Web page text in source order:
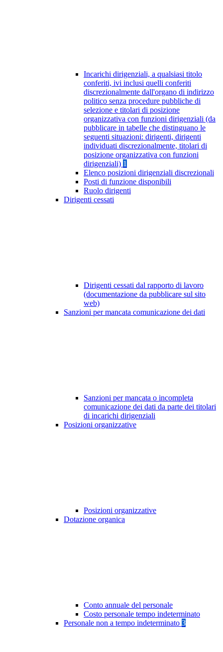
Incarichi dirigenziali, a qualsiasi titolo
conferiti, ivi inclusi quelli conferiti
discrezionalmente dall'organo di indirizzo
politico senza procedure pubbliche di
selezione e titolari di posizione
organizzativa con funzioni dirigenziali (da
pubblicare in tabelle che distinguano le
seguenti situazioni: dirigenti, dirigenti
individuati discrezionalmente, titolari di
posizione organizzativa con funzioni
dirigenziali) 1
Elenco posizioni dirigenziali discrezionali
Posti di funzione disponibili
Ruolo dirigenti
Dirigenti cessati
Dirigenti cessati dal rapporto di lavoro
(documentazione da pubblicare sul sito
web)
Sanzioni per mancata comunicazione dei dati
Sanzioni per mancata o incompleta
comunicazione dei dati da parte dei titolari
di incarichi dirigenziali
Posizioni organizzative
Posizioni organizzative
Dotazione organica
Conto annuale del personale
Costo personale tempo indeterminato
Personale non a tempo indeterminato 3